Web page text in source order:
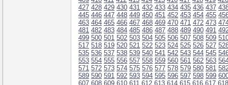
427 428 429 430 431 432 433 434 435 436 437
445 446 447 448 449 450 451 452 453 454 455
463 464 465 466 467 468 469 470 471 472 473
481 482 483 484 485 486 487 488 489 490 491
499 500 501 502 503 504 505 506 507 508 509
517 518 519 520 521 522 523 524 525 526 527
535 536 537 538 539 540 541 542 543 544 545
553 554 555 556 557 558 559 560 561 562 563
571 572 573 574 575 576 577 578 579 580 581
589 590 591 592 593 594 595 596 597 598 599
607 608 609 610 611 612 613 614 615 616 617 618